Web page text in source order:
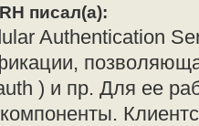
писал(а):
Authentication
) и пр. Для ее